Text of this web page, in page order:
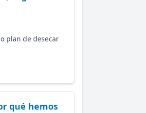
plan de desecar
qué hemos